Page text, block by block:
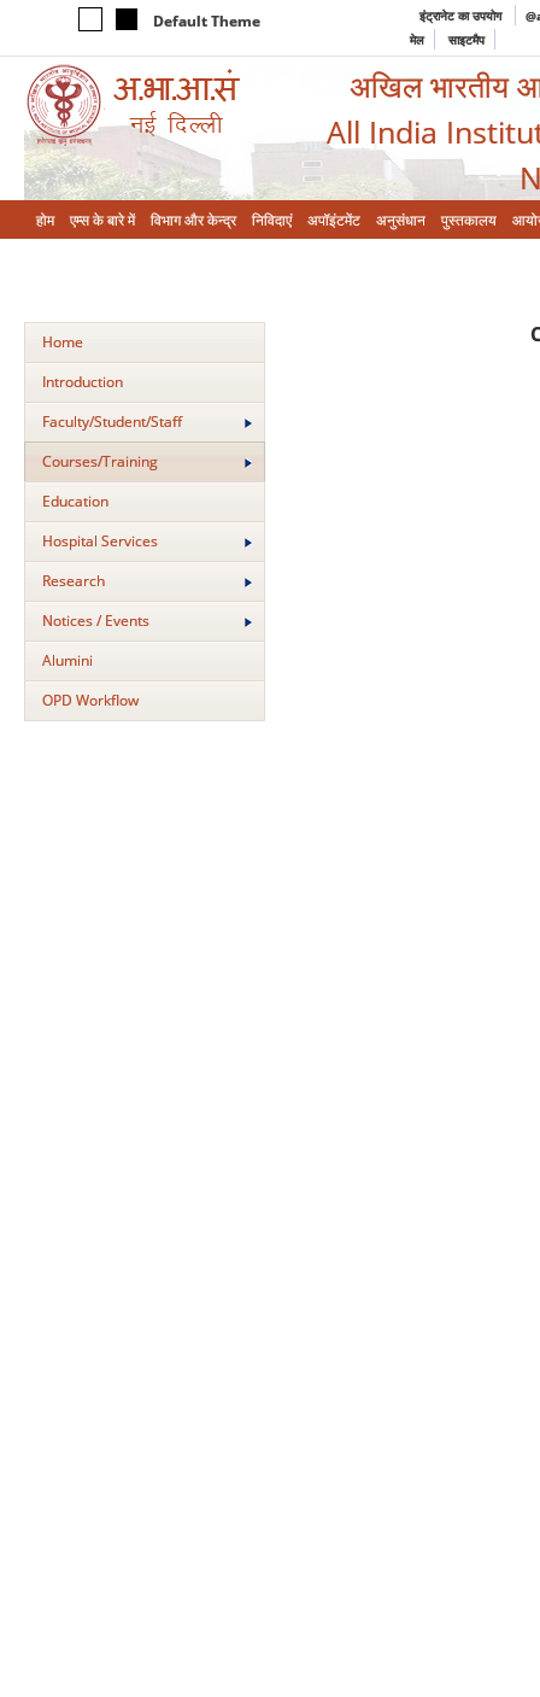
Default Theme इंट्रानेट का उपयोग
मेल
साइटमैप
अखिल भारतीय
All India
होम एम्‍स के बारे में विभाग और केन्‍द्र निविदाएं अपॉइंटमेंट अनुसंधान पुस्तकालय
Home
Introduction
Faculty/Student/Staff
Courses/Training
Education
Hospital Services
Research
Notices / Events
Alumini
OPD Workflow